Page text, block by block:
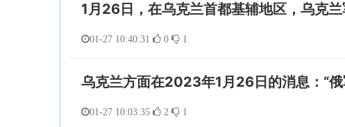
1月26日，在乌克兰首都基辅地区，乌克
01-27 10:40:31 0 1
乌克兰方面在2023年1月26日的消息：“
01-27 10:03:35 2 1